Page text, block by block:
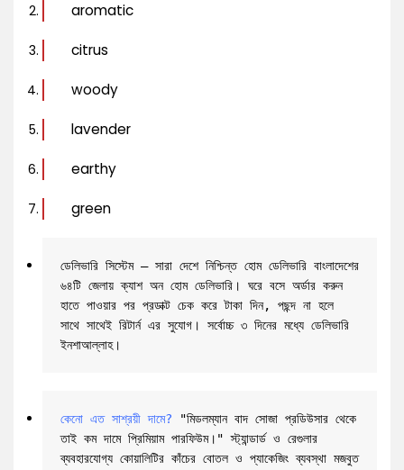
aromatic
citrus
woody
lavender
earthy
green
ডেলিভারি সিস্টেম – সারা দেশে নিশ্চিন্ত হোম ডেলিভারি বাংলাদেশের
৬৪টি জেলায় ক্যাশ অন হোম ডেলিভারি। ঘরে বসে অর্ডার করুন
হাতে পাওয়ার পর প্রডাক্ট চেক করে টাকা দিন, পছন্দ না হলে
সাথে সাথেই রিটার্ন এর সুযোগ। সর্বোচ্চ ৩ দিনের মধ্যে ডেলিভারি
ইনশাআল্লাহ।
কেনো এত সাশ্রয়ী দামে? "মিডলম্যান বাদ সোজা প্রডিউসার থেকে
তাই কম দামে প্রিমিয়াম পারফিউম।" স্ট্যান্ডার্ড ও রেগুলার
ব্যবহারযোগ্য কোয়ালিটির কাঁচের বোতল ও প্যাকেজিং ব্যবস্থা মজবুত